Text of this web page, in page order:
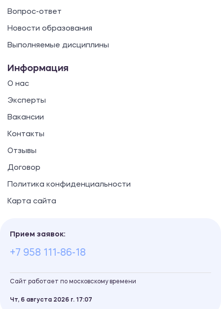
Вопрос-ответ
Новости образования
Выполняемые дисциплины
Информация
О нас
Эксперты
Вакансии
Контакты
Отзывы
Договор
Политика конфиденциальности
Карта сайта
Прием заявок:
+7 958 111-86-18
Сайт работает по московскому времени
Чт, 6 августа 2026 г. 17 07